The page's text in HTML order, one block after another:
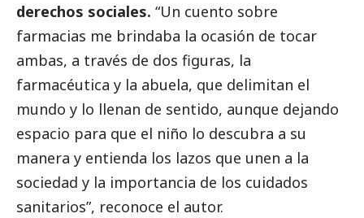
derechos sociales. “Un cuento sobre
farmacias me brindaba la ocasión de tocar
ambas, a través de dos figuras, la
farmacéutica y la abuela, que delimitan el
mundo y lo llenan de sentido, aunque dejando
espacio para que el niño lo descubra a su
manera y entienda los lazos que unen a la
sociedad y la importancia de los cuidados
sanitarios”, reconoce el autor.